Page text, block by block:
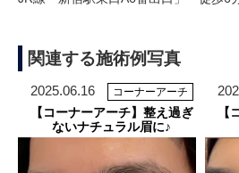
関連する施術例写真
2025.06.16 コーナーアーチ
【コーナーアーチ】整え過ぎ
ないナチュラル眉に♪
【